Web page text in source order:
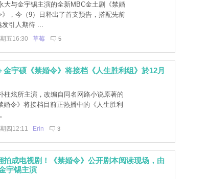
大与金宇锡主演的全新MBC金土剧《禁婚
，今（9）日释出了首支预告，搭配先前
发引人期待 ...
五16:30 草莓 5
金宇硕《禁婚令》将接档《人生胜利组》於12月
柱炫所主演，改编自同名网路小说原著的
婚令》将接档目前正热播中的《人生胜利
四12:11 Erin 3
拍成电视剧！《禁婚令》公开剧本阅读现场，由
宇锡主演